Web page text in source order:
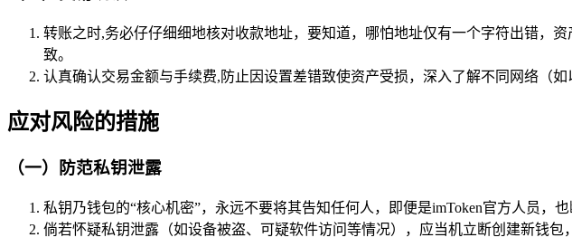
转账之时,务必仔仔细细地核对收款地址，要知道，哪怕地址仅有一个字符出错，
致。
认真确认交易金额与手续费,防止因设置差错致使资产受损，深入了解不同网络（
应对风险的措施
（一）防范私钥泄露
私钥乃钱包的“核心机密”，永远不要将其告知任何人，即便是imToken官方人员，也
倘若怀疑私钥泄露（如设备被盗、可疑软件访问等情况），应当机立断创建新钱包